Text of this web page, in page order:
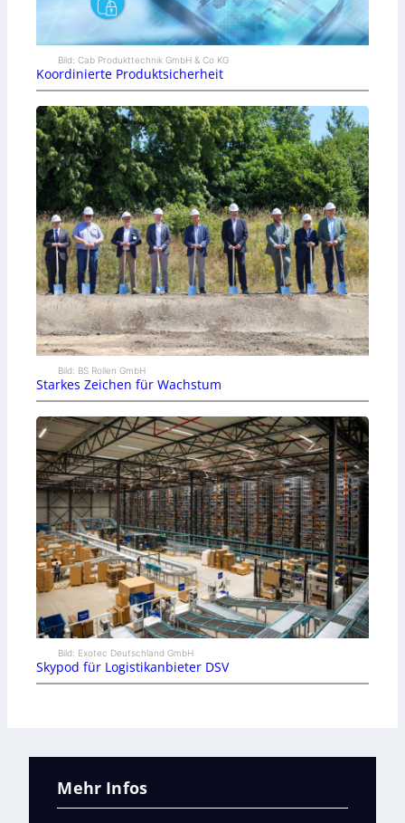
Bild: Cab Produkttechnik GmbH & Co KG
Koordinierte Produktsicherheit
Bild: BS Rollen GmbH
Starkes Zeichen für Wachstum
Bild: Exotec Deutschland GmbH
Skypod für Logistikanbieter DSV
Mehr Infos